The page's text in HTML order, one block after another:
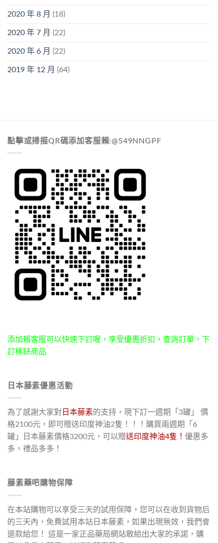
2020 年 8 月 (18)
2020 年 7 月 (22)
2020 年 6 月 (22)
2019 年 12 月 (64)
點擊或掃描QR碼添加客服賴:@549NNGPF
添加賴客服可以快速下訂喔，享受優惠折扣，查詢訂單，下
訂稀缺商品
日本藤素優惠活動
為了感謝大家對 日本藤素的支持，現下訂一週期「3罐」 價
格2100元，即可贈送印度神油2隻！！！購買兩週期「6
罐」日本藤素價格3200元，可以贈送印度神油4隻！ 優惠多
多，禮品多多！
藤素藥吧購物保障
在本站購物可以享受三天的試用保障，您可以在收到貨物后
的三天內，免費試用本站日本藤素，如果出現無效，我們會
退款給您！ 這是一家正品藥局網站敢給出大家的承諾，購